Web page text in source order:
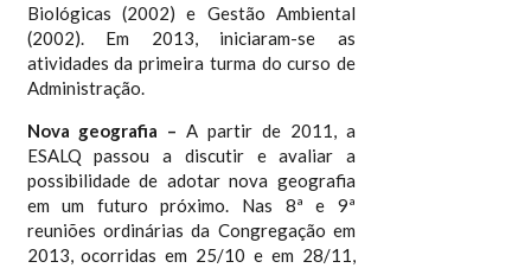
Biológicas (2002) e Gestão Ambiental
(2002). Em 2013, iniciaram-se as
atividades da primeira turma do curso de
Administração.
Nova geografia –A partir de 2011, a
ESALQ passou a discutir e avaliar a
possibilidade de adotar nova geografia
em um futuro próximo. Nas 8ª e 9ª
reuniões ordinárias da Congregação em
2013, ocorridas em 25/10 e em 28/11,